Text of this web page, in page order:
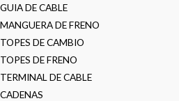
GUIA DE CABLE
MANGUERA DE FRENO
TOPES DE CAMBIO
TOPES DE FRENO
TERMINAL DE CABLE
CADENAS